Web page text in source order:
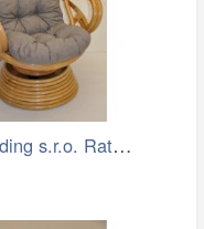
Axin Trading s.r.o. Ratanové houpací…